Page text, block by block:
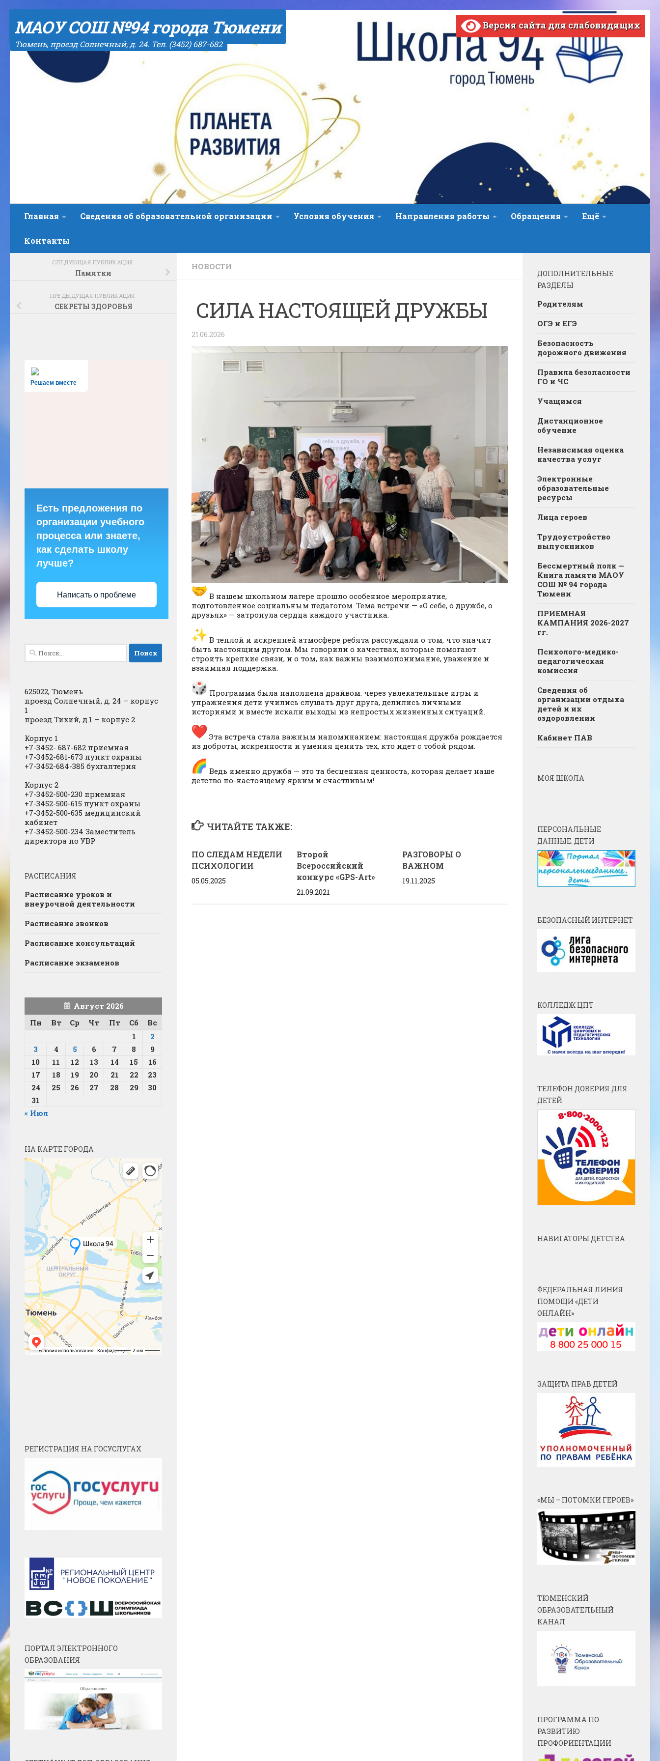
МАОУ СОШ №94 города Тюмени
Тюмень, проезд Солнечный, д. 24. Тел. (3452) 687-682
ВЕРСИЯ САЙТА ДЛЯ СЛАБОВИДЯЩИХ
Версия сайта для слабовидящих
Главная Сведения об образовательной организации Условия обучения Направления работы Обращения Ещё
Контакты
НОВОСТИ
СИЛА НАСТОЯЩЕЙ ДРУЖБЫ
21.06.2026
В нашем школьном лагере прошло особенное мероприятие,
подготовленное социальным педагогом. Тема встречи — «О себе, о дружбе, о
друзьях» — затронула сердца каждого участника.
В теплой и искренней атмосфере ребята рассуждали о том, что значит
быть настоящим другом. Мы говорили о качествах, которые помогают
строить крепкие связи, и о том, как важны взаимопонимание, уважение и
взаимная поддержка.
Программа была наполнена драйвом: через увлекательные игры и
упражнения дети учились слушать друг друга, делились личными
историями и вместе искали выходы из непростых жизненных ситуаций.
Эта встреча стала важным напоминанием: настоящая дружба рождается
из доброты, искренности и умения ценить тех, кто идет с тобой рядом.
Ведь именно дружба — это та бесценная ценность, которая делает наше
детство по-настоящему ярким и счастливым!
ЧИТАЙТЕ ТАКЖЕ:
ПО СЛЕДАМ НЕДЕЛИ
ПСИХОЛОГИИ
05.05.2025
Второй
Всероссийский
конкурс «GPS-Art»
21.09.2021
РАЗГОВОРЫ О
ВАЖНОМ
19.11.2025
СЛЕДУЮЩАЯ ПУБЛИКАЦИЯ
Памятки
ПРЕДЫДУЩАЯ ПУБЛИКАЦИЯ
СЕКРЕТЫ ЗДОРОВЬЯ
Решаем вместе
Есть предложения по
организации учебного
процесса или знаете,
как сделать школу
лучше?
Написать о проблеме
Найти:
625022, Тюмень
проезд Солнечный, д. 24 – корпус
1
проезд Тихий, д.1 – корпус 2
Корпус 1
+7-3452- 687-682 приемная
+7-3452-681-673 пункт охраны
+7-3452-684-385 бухгалтерия
Корпус 2
+7-3452-500-230 приемная
+7-3452-500-615 пункт охраны
+7-3452-500-635 медицинский
кабинет
+7-3452-500-234 Заместитель
директора по УВР
РАСПИСАНИЯ
Расписание уроков и
внеурочной деятельности
Расписание звонков
Расписание консультаций
Расписание экзаменов
Август 2026
Пн
Вт Ср Чт Пт Сб
Вс
1
2
3
4 5 6 7 8
9
10
11 12 13 14 15
16
17
18 19 20 21 22
23
24
25 26 27 28 29
30
31
« Июл
НА КАРТЕ ГОРОДА
РЕГИСТРАЦИЯ НА ГОСУСЛУГАХ
ПОРТАЛ ЭЛЕКТРОННОГО
ОБРАЗОВАНИЯ
ДОПОЛНИТЕЛЬНЫЕ
РАЗДЕЛЫ
Родителям
ОГЭ и ЕГЭ
Безопасность
дорожного движения
Правила безопасности
ГО и ЧС
Учащимся
Дистанционное
обучение
Независимая оценка
качества услуг
Электронные
образовательные
ресурсы
Лица героев
Трудоустройство
выпускников
Бессмертный полк —
Книга памяти МАОУ
СОШ № 94 города
Тюмени
ПРИЕМНАЯ
КАМПАНИЯ 2026-2027
гг.
Психолого-медико-
педагогическая
комиссия
Сведения об
организации отдыха
детей и их
оздоровлении
Кабинет ПАВ
МОЯ ШКОЛА
ПЕРСОНАЛЬНЫЕ
ДАННЫЕ. ДЕТИ
БЕЗОПАСНЫЙ ИНТЕРНЕТ
КОЛЛЕДЖ ЦПТ
ТЕЛЕФОН ДОВЕРИЯ ДЛЯ
ДЕТЕЙ
НАВИГАТОРЫ ДЕТСТВА
ФЕДЕРАЛЬНАЯ ЛИНИЯ
ПОМОЩИ «ДЕТИ
ОНЛАЙН»
ЗАЩИТА ПРАВ ДЕТЕЙ
«МЫ – ПОТОМКИ ГЕРОЕВ»
ТЮМЕНСКИЙ
ОБРАЗОВАТЕЛЬНЫЙ
КАНАЛ
ПРОГРАММА ПО
РАЗВИТИЮ
ПРОФОРИЕНТАЦИИ